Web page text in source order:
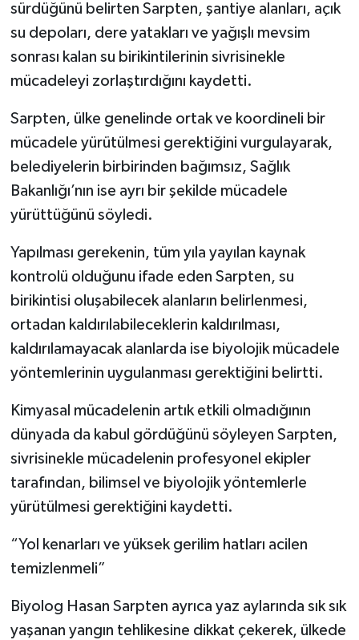
sürdüğünü belirten Sarpten, şantiye alanları, açık
su depoları, dere yatakları ve yağışlı mevsim
sonrası kalan su birikintilerinin sivrisinekle
mücadeleyi zorlaştırdığını kaydetti.
Sarpten, ülke genelinde ortak ve koordineli bir
mücadele yürütülmesi gerektiğini vurgulayarak,
belediyelerin birbirinden bağımsız, Sağlık
Bakanlığı’nın ise ayrı bir şekilde mücadele
yürüttüğünü söyledi.
Yapılması gerekenin, tüm yıla yayılan kaynak
kontrolü olduğunu ifade eden Sarpten, su
birikintisi oluşabilecek alanların belirlenmesi,
ortadan kaldırılabileceklerin kaldırılması,
kaldırılamayacak alanlarda ise biyolojik mücadele
yöntemlerinin uygulanması gerektiğini belirtti.
Kimyasal mücadelenin artık etkili olmadığının
dünyada da kabul gördüğünü söyleyen Sarpten,
sivrisinekle mücadelenin profesyonel ekipler
tarafından, bilimsel ve biyolojik yöntemlerle
yürütülmesi gerektiğini kaydetti.
“Yol kenarları ve yüksek gerilim hatları acilen
temizlenmeli”
Biyolog Hasan Sarpten ayrıca yaz aylarında sık sık
yaşanan yangın tehlikesine dikkat çekerek, ülkede